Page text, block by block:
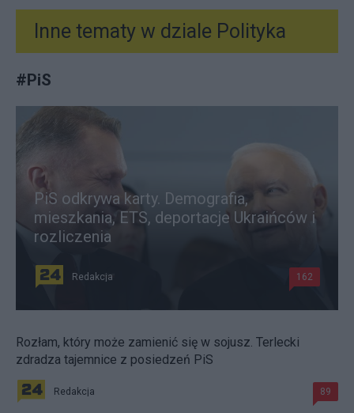
Inne tematy w dziale Polityka
#PiS
PiS odkrywa karty. Demografia,
mieszkania, ETS, deportacje Ukraińców i
rozliczenia
Redakcja 162
Rozłam, który może zamienić się w sojusz. Terlecki
zdradza tajemnice z posiedzeń PiS
Redakcja 89